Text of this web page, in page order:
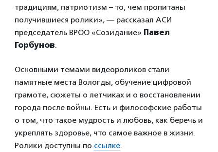
традициям, патриотизм – то, чем пропитаны
получившиеся ролики», — рассказал АСИ
председатель ВРОО «Созидание» Павел
Горбунов.
Основными темами видеороликов стали
памятные места Вологды, обучение цифровой
грамоте, сюжеты о летчиках и о восстановлении
города после войны. Есть и философские работы
о том, что такое мудрость и любовь, как беречь и
укреплять здоровье, что самое важное в жизни.
Ролики доступны по ссылке.